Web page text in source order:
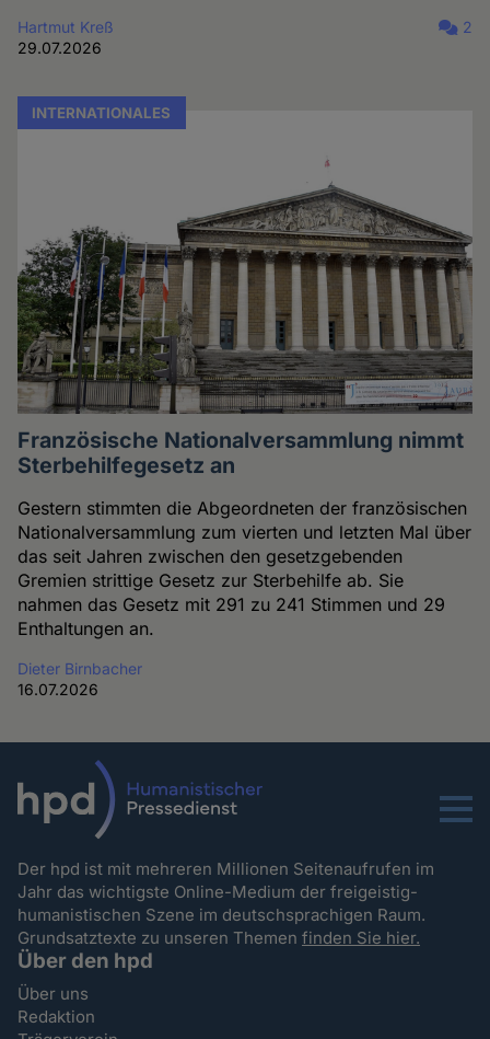
Hartmut Kreß
29.07.2026
2
INTERNATIONALES
Französische Nationalversammlung nimmt
Sterbehilfegesetz an
Gestern stimmten die Abgeordneten der französischen
Nationalversammlung zum vierten und letzten Mal über
das seit Jahren zwischen den gesetzgebenden
Gremien strittige Gesetz zur Sterbehilfe ab. Sie
nahmen das Gesetz mit 291 zu 241 Stimmen und 29
Enthaltungen an.
Dieter Birnbacher
16.07.2026
Menu
Der hpd ist mit mehreren Millionen Seitenaufrufen im
Jahr das wichtigste Online-Medium der freigeistig-
humanistischen Szene im deutschsprachigen Raum.
Grundsatztexte zu unseren Themenfinden Sie hier.
Über den hpd
Über uns
Redaktion